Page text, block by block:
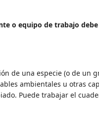
o equipo de trabajo
de una especie (o de un
ambientales u otras
Puede trabajar el